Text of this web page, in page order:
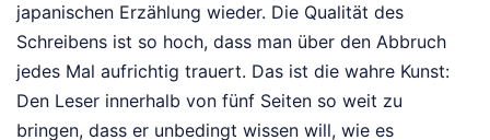
japanischen Erzählung wieder. Die Qualität des
Schreibens ist so hoch, dass man über den Abbruch
jedes Mal aufrichtig trauert. Das ist die wahre Kunst:
Den Leser innerhalb von fünf Seiten so weit zu
bringen, dass er unbedingt wissen will, wie es